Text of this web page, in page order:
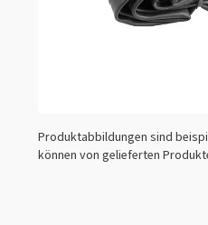
Produktabbildungen sind
können von gelieferten